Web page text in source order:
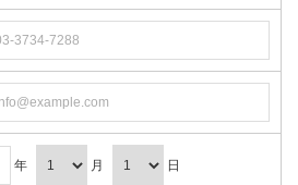
年 月 日